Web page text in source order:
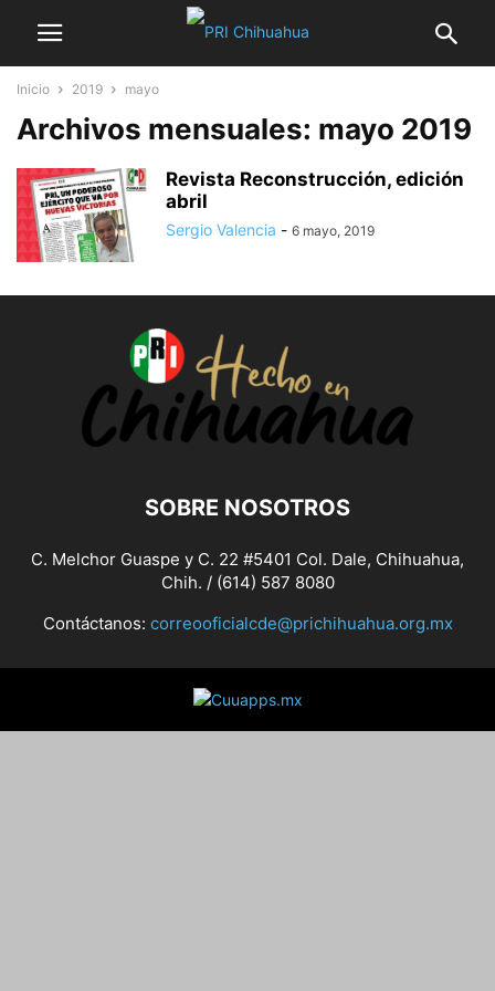
Inicio 2019 mayo
Archivos mensuales: mayo 2019
Revista Reconstrucción, edición
abril
Sergio Valencia - 6 mayo, 2019
SOBRE NOSOTROS
C. Melchor Guaspe y C. 22 #5401 Col. Dale, Chihuahua,
Chih. / (614) 587 8080
Contáctanos: correooficialcde@prichihuahua.org.mx